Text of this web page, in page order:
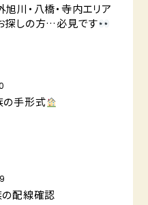
川・八橋・寺内エリア
探しの方…必見です
の手形式
配線確認